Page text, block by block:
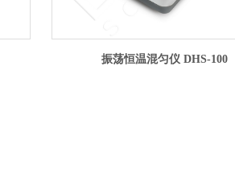
振荡恒温混匀仪 DHS-100